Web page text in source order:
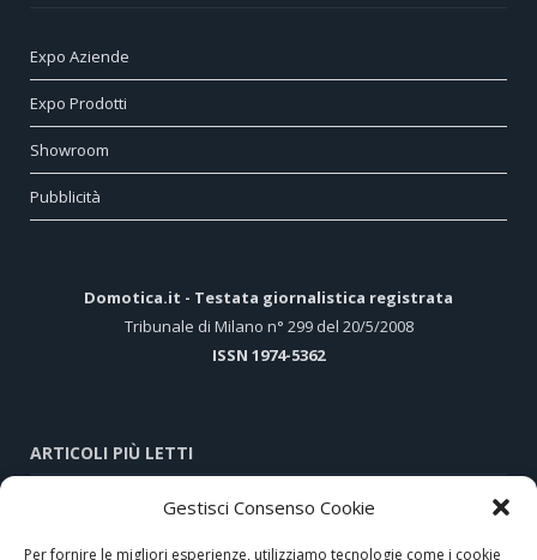
Gestisci Consenso Cookie
Per fornire le migliori esperienze, utilizziamo tecnologie come i cookie
Expo Aziende
Expo Prodotti
Showroom
Pubblicità
Domotica.it - Testata giornalistica registrata
Tribunale di Milano n° 299 del 20/5/2008
ISSN 1974-5362
ARTICOLI PIÙ LETTI